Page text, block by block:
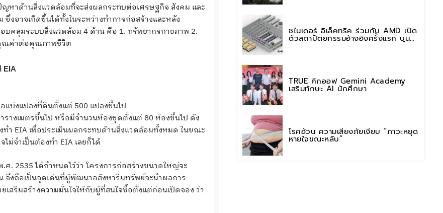
หาด้านสิ่งแวดล้อมที่จะส่งผลกระทบต่อเศรษฐกิจ สังคม และ
งอาจเกิดขึ้นได้ทั้งในระหว่างทำการก่อสร้างและหลัง
บคลุมระบบสิ่งแวดล้อม 4 ด้าน คือ 1. ทรัพยากรกายภาพ 2.
ณค่าต่อคุณภาพชีวิต
EIA
แบ่งแปลงที่ดินตั้งแต่ 500 แปลงขึ้นไป
างเมตรขึ้นไป หรือมีจำนวนห้องชุดตั้งแต่ 80 ห้องขึ้นไป ดัง
ำ EIA เพื่อประเมินผลกระทบด้านสิ่งแวดล้อมทั้งหมด ในขณะ
ไม่จำเป็นต้องทำ EIA เลยก็ได้
2535 ได้กำหนดไว้ว่า โครงการก่อสร้างขนาดใหญ่จะ
จึงถือเป็นจุดเด่นที่ผู้พัฒนาอสังหาริมทรัพย์จะนำผลการ
สริมสร้างความมั่นใจให้กับผู้ที่สนใจซื้อตั้งแต่ก่อนเปิดจอง ว่า
ชไนเดอร์ อิเล็คทริค ร่วมกับ AMD เปิด
ตัวสถาปัตยกรรมอ้างอิงครั้งแรก บน
แพลตฟอร์ม “Helios” เร่งการติดตั้งใช้
TRUE คิกออฟ Gemini Academy
เสริมทักษะ AI นักศึกษา
โรคอ้วน ความเสี่ยงภัยเงียบ “ภาวะหยุด
หายใจขณะหลับ”